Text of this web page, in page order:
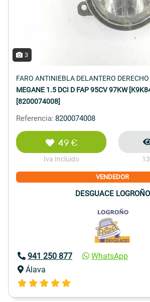
3
FARO ANTINIEBLA DELANTERO DERECHO
MEGANE 1.5 DCI D FAP 95CV 97KW
[8200074008]
Referencia: 8200074008
49 €
Iva Incluido
VENDEDOR
DESGUACE LOGROÑO
941 250 877
WhatsApp
Álava